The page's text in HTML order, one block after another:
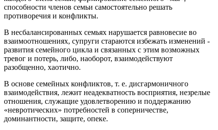
способности членов семьи самостоятельно решать
противоречия и конфликты.
В несбалансированных семьях нарушается равновесие во
взаимоотношениях, супруги стараются избежать изменений -
развития семейного цикла и связанных с этим возможных
тревог и потерь, либо, наоборот, взаимодействуют
разобщенно, хаотично.
В основе семейных конфликтов, т. е. дисгармоничного
взаимодействия, лежит неадекватность восприятия, незрелые
отношения, служащие удовлетворению и поддержанию
«невротических» потребностей в соперничестве,
доминантности, защите, опеке.